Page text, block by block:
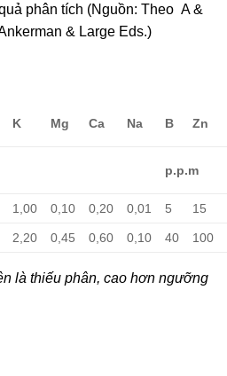
phân tích (Nguồn: Theo A &
& Large Eds.)
K Mg Ca Na B Zn
p.p.m
1,00 0,10 0,20 0,01 5 15
2,20 0,45 0,60 0,10 40 100
là thiếu phân, cao hơn ngưỡng